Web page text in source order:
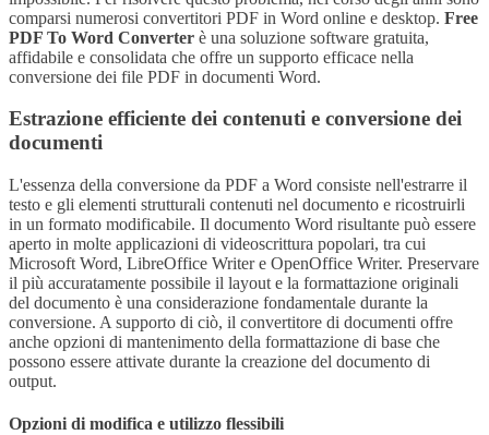
comparsi numerosi convertitori PDF in Word online e desktop. Free
PDF To Word Converter è una soluzione software gratuita,
affidabile e consolidata che offre un supporto efficace nella
conversione dei file PDF in documenti Word.
Estrazione efficiente dei contenuti e conversione dei
documenti
L'essenza della conversione da PDF a Word consiste nell'estrarre il
testo e gli elementi strutturali contenuti nel documento e ricostruirli
in un formato modificabile. Il documento Word risultante può essere
aperto in molte applicazioni di videoscrittura popolari, tra cui
Microsoft Word, LibreOffice Writer e OpenOffice Writer. Preservare
il più accuratamente possibile il layout e la formattazione originali
del documento è una considerazione fondamentale durante la
conversione. A supporto di ciò, il convertitore di documenti offre
anche opzioni di mantenimento della formattazione di base che
possono essere attivate durante la creazione del documento di
output.
Opzioni di modifica e utilizzo flessibili